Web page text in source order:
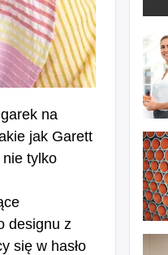
na
jak Garett
tylko
designu z
się w hasło